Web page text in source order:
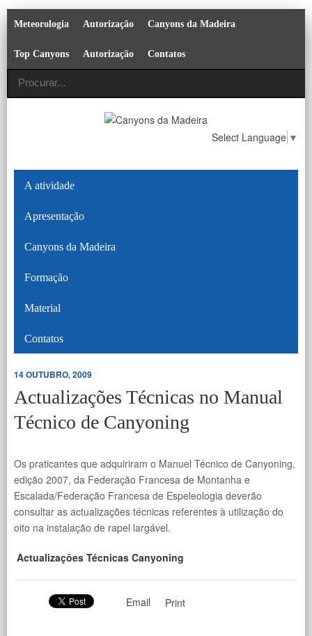
Meteorologia Autorização Canyons da Madeira
Top Canyons Autorização Contatos
Select Language ▼
A atividade
Apresentação
Canyons da Madeira
Formação
Material
Contatos
14 OUTUBRO, 2009
Actualizações Técnicas no Manual
Técnico de Canyoning
Os praticantes que adquiriram o Manuel Técnico de Canyoning,
edição 2007, da Federação Francesa de Montanha e
Escalada/Federação Francesa de Espeleologia deverão
consultar as actualizações técnicas referentes à utilização do
oito na instalação de rapel largável.
Actualizações Técnicas Canyoning
Email Print